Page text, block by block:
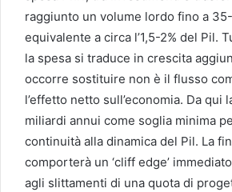
raggiunto un volume lordo fino a
equivalente a circa l’1,5-2% del Pil.
la spesa si traduce in crescita
occorre sostituire non è il flusso
l’effetto netto sull’economia. Da qui
miliardi annui come soglia minima
continuità alla dinamica del Pil. La
comporterà un ‘cliff edge’
agli slittamenti di una quota di